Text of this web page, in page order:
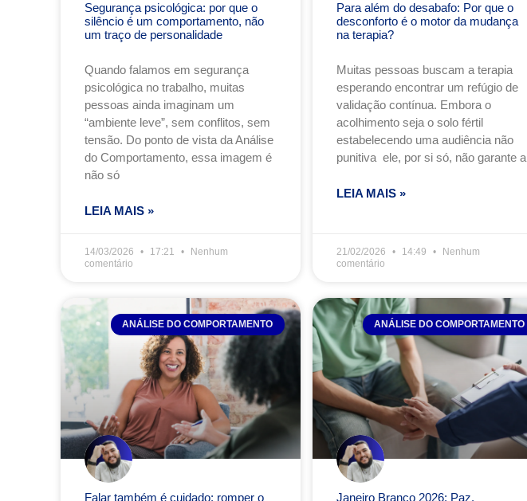
Segurança psicológica: por que o
silêncio é um comportamento, não
um traço de personalidade
Quando falamos em segurança
psicológica no trabalho, muitas
pessoas ainda imaginam um
“ambiente leve”, sem conflitos, sem
tensão. Do ponto de vista da Análise
do Comportamento, essa imagem é
não só
LEIA MAIS »
14/03/2026 17:21
Nenhum
comentário
Para além do desabafo: Por que o
desconforto é o motor da mudança
na terapia?
Muitas pessoas buscam a terapia
esperando encontrar um refúgio de
validação contínua. Embora o
acolhimento seja o solo fértil
estabelecendo uma audiência não
punitiva ele, por si só, não garante a
LEIA MAIS »
21/02/2026 14:49
Nenhum
comentário
ANÁLISE DO COMPORTAMENTO
Falar também é cuidado: romper o
ANÁLISE DO COMPORTAMENTO
Janeiro Branco 2026: Paz.